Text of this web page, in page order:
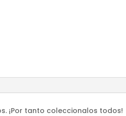
¡Por tanto coleccionalos todos!